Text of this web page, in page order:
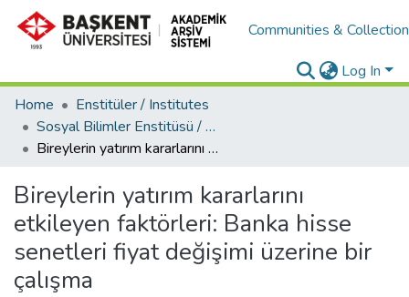
Communities &
Log In
Home
Enstitüler / Institutes
Sosyal Bilimler Enstitüsü / Social Sciences Institute
Bireylerin yatırım kararlarını etkileyen faktörleri: Banka hisse senetleri fiyat değişimi üzerine bir çalışma
Bireylerin yatırım kararlarını
etkileyen faktörleri: Banka hisse
senetleri fiyat değişimi üzerine bir
çalışma